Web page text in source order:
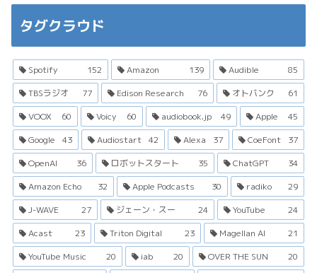
タグクラウド
Spotify 152 Amazon 139 Audible
85
TBSラジオ
77 Edison Research 76 オトバンク
61
VOOX
60 Voicy 60 audiobook.jp 49 Apple
45
Google
43 Audiostart 42 Alexa 37 CoeFont
37
OpenAI
36 ロボットスタート 35 ChatGPT
34
Amazon Echo
32 Apple Podcasts 30 radiko
29
J-WAVE
27 ジェーン・スー 24 YouTube
24
Acast
23 Triton Digital 23 Magellan AI
21
YouTube Music
20 iab 20 OVER THE SUN
20